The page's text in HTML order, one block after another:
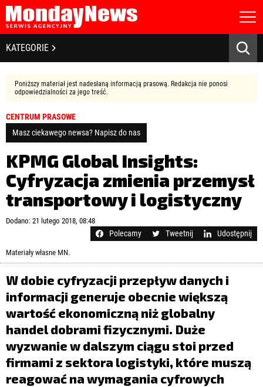
STRONA GŁÓWNA
O NAS
POLITYKA PRYWATNOŚCI
LICENCJA
KONTAKT
Zapamiętaj mnie
Zapomniałeś hasła?
zaloguj się
KATEGORIE
BIZNES I GOSPODARKA
SPOŁECZEŃSTWO
EDUKACJA
MEDIA
ZDROWIE I URODA
LIFESTYLE
OPINIE I KOMENTARZE
Poniższy materiał jest nadesłaną informacją prasową. Redakcja nie ponosi
odpowiedzialności za jego treść.
CENTRUM PRASOWE
Masz ciekawego newsa? Napisz do nas
KPMG Global Insights:
Cyfryzacja zmienia przemysł
transportowy i logistyczny
Dodano: 21 lutego 2018, 08:48
Polecamy Tweetnij Udostępnij
Materiały własne MN.
W dobie cyfryzacji przepływ danych i
informacji generuje obecnie większą
wartość ekonomiczną niż globalny
handel dobrami fizycznymi. Duże
wyzwanie w dalszym ciągu stoi przed
firmami z sektora logistyki, które muszą
reagować na wymagania cyfrowych